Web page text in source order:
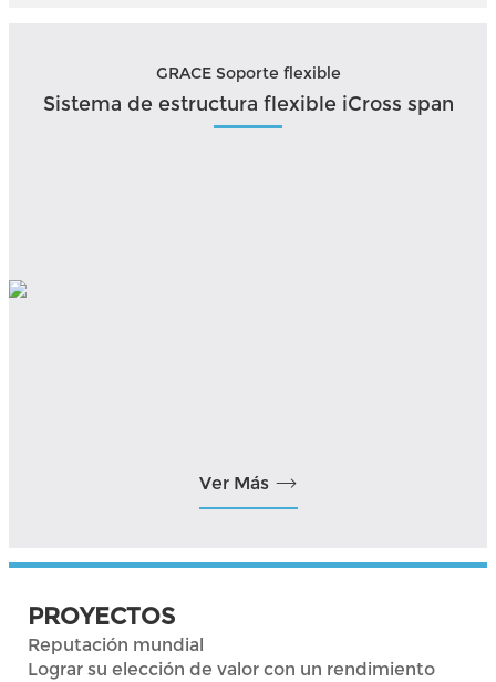
GRACE Soporte flexible
Sistema de estructura flexible iCross span
Ver Más
PROYECTOS
Reputación mundial
Lograr su elección de valor con un rendimiento